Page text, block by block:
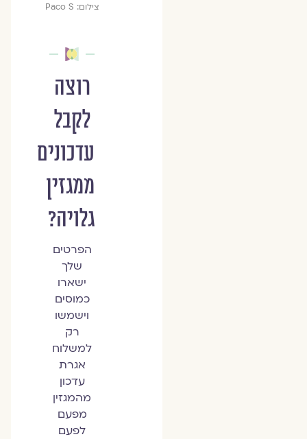
צילום: Paco S
רוצה
לקבל
עדכונים
ממגזין
גלויה?
הפרטים
שלך
ישארו
כמוסים
וישמשו
רק
למשלוח
אגרת
עדכון
מהמגזין
מפעם
לפעם